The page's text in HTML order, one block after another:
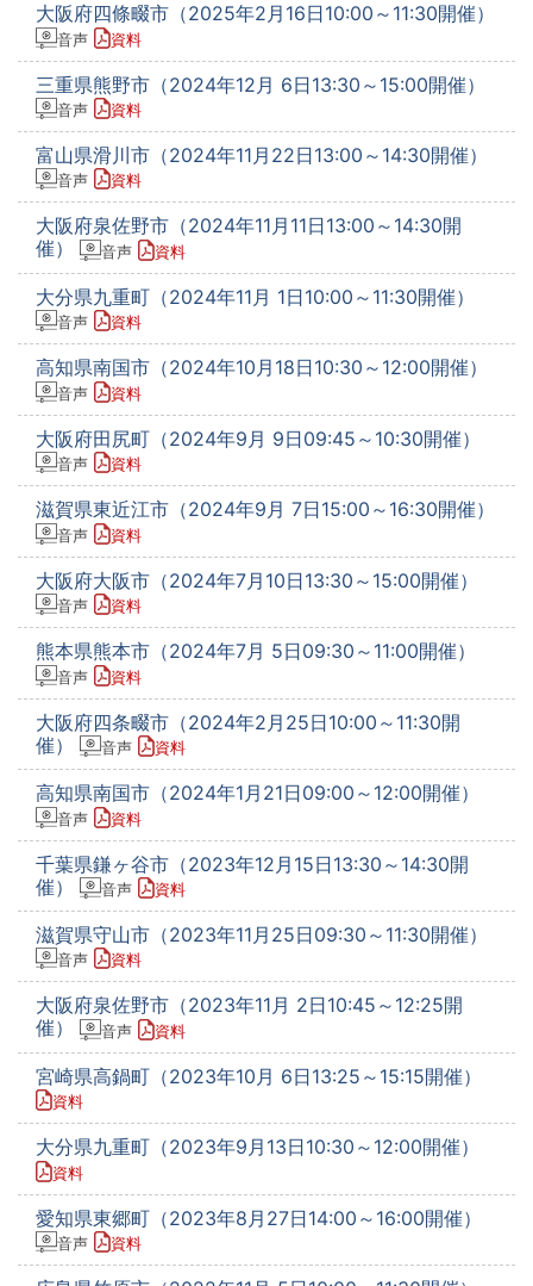
大阪府四條畷市（2025年2月16日10:00～11:30開催）
音声 資料
三重県熊野市（2024年12月 6日13:30～15:00開催）
音声 資料
富山県滑川市（2024年11月22日13:00～14:30開催）
音声 資料
大阪府泉佐野市（2024年11月11日13:00～14:30開
催）
音声 資料
大分県九重町（2024年11月 1日10:00～11:30開催）
音声 資料
高知県南国市（2024年10月18日10:30～12:00開催）
音声 資料
大阪府田尻町（2024年9月 9日09:45～10:30開催）
音声 資料
滋賀県東近江市（2024年9月 7日15:00～16:30開催）
音声 資料
大阪府大阪市（2024年7月10日13:30～15:00開催）
音声 資料
熊本県熊本市（2024年7月 5日09:30～11:00開催）
音声 資料
大阪府四条畷市（2024年2月25日10:00～11:30開
催）
音声 資料
高知県南国市（2024年1月21日09:00～12:00開催）
音声 資料
千葉県鎌ヶ谷市（2023年12月15日13:30～14:30開
催）
音声 資料
滋賀県守山市（2023年11月25日09:30～11:30開催）
音声 資料
大阪府泉佐野市（2023年11月 2日10:45～12:25開
催）
音声 資料
宮崎県高鍋町（2023年10月 6日13:25～15:15開催）
資料
大分県九重町（2023年9月13日10:30～12:00開催）
資料
愛知県東郷町（2023年8月27日14:00～16:00開催）
音声 資料